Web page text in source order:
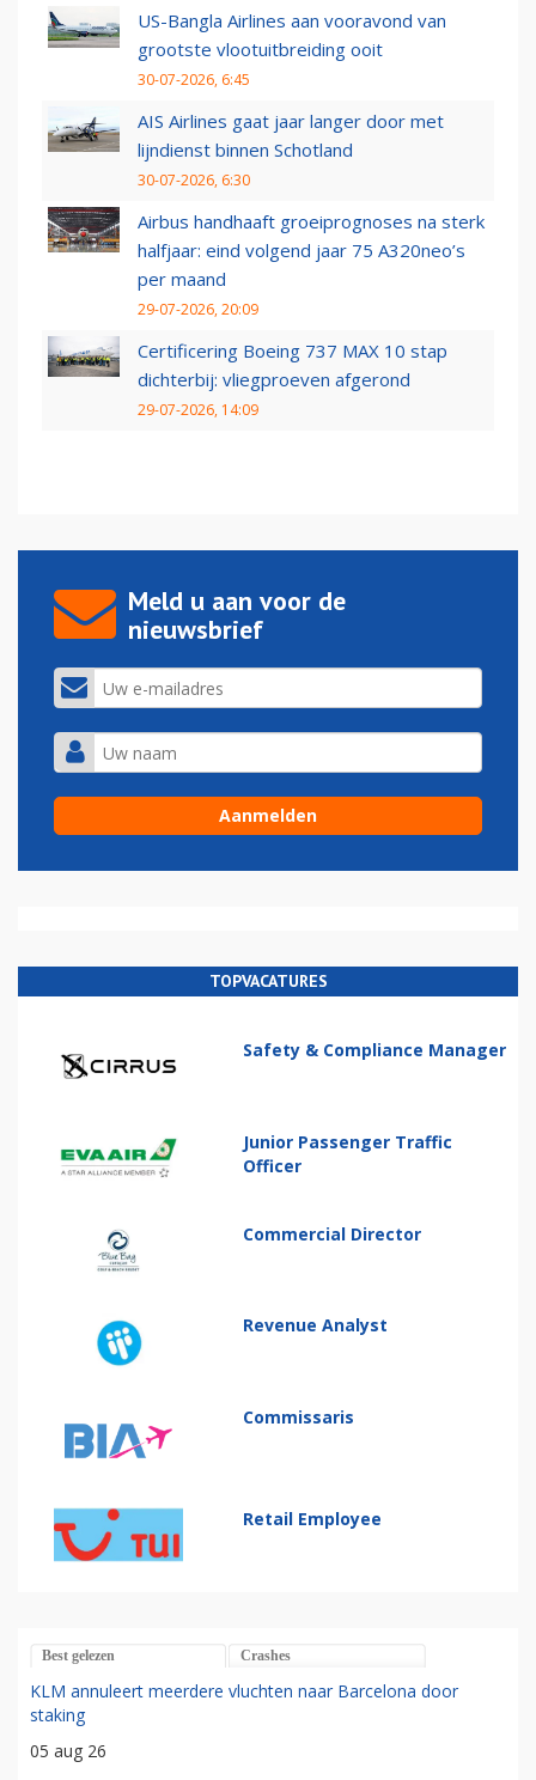
US-Bangla Airlines aan vooravond van
grootste vlootuitbreiding ooit
30-07-2026, 6:45
AIS Airlines gaat jaar langer door met
lijndienst binnen Schotland
30-07-2026, 6:30
Airbus handhaaft groeiprognoses na sterk
halfjaar: eind volgend jaar 75 A320neo’s
per maand
29-07-2026, 20:09
Certificering Boeing 737 MAX 10 stap
dichterbij: vliegproeven afgerond
29-07-2026, 14:09
Meld u aan voor de
nieuwsbrief
TOPVACATURES
Safety & Compliance Manager
Junior Passenger Traffic
Officer
Commercial Director
Revenue Analyst
Commissaris
Retail Employee
Best gelezen Crashes
KLM annuleert meerdere vluchten naar Barcelona door
staking
05 aug 26